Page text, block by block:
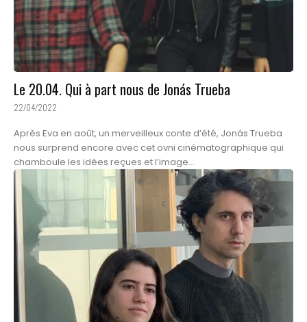
Le 20.04. Qui à part nous de Jonás Trueba
22/04/2022
Après Eva en août, un merveilleux conte d’été, Jonás Trueba
nous surprend encore avec cet ovni cinématographique qui
chamboule les idées reçues et l’image...